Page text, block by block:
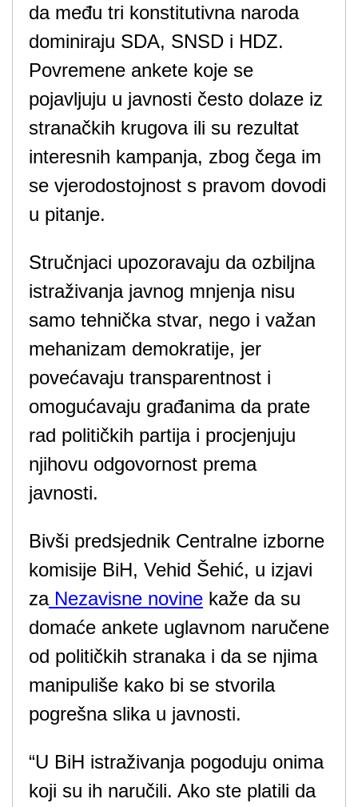
da među tri konstitutivna naroda
dominiraju SDA, SNSD i HDZ.
Povremene ankete koje se
pojavljuju u javnosti često dolaze iz
stranačkih krugova ili su rezultat
interesnih kampanja, zbog čega im
se vjerodostojnost s pravom dovodi
u pitanje.
Stručnjaci upozoravaju da ozbiljna
istraživanja javnog mnjenja nisu
samo tehnička stvar, nego i važan
mehanizam demokratije, jer
povećavaju transparentnost i
omogućavaju građanima da prate
rad političkih partija i procjenjuju
njihovu odgovornost prema
javnosti.
Bivši predsjednik Centralne izborne
komisije BiH, Vehid Šehić, u izjavi
zaNezavisne novine kaže da su
domaće ankete uglavnom naručene
od političkih stranaka i da se njima
manipuliše kako bi se stvorila
pogrešna slika u javnosti.
“U BiH istraživanja pogoduju onima
koji su ih naručili. Ako ste platili da